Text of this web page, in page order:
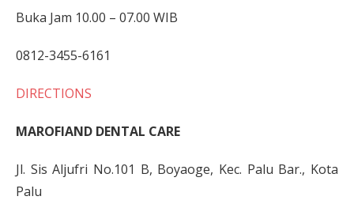
Buka Jam 10.00 – 07.00 WIB
0812-3455-6161
DIRECTIONS
MAROFIAND DENTAL CARE
Jl. Sis Aljufri No.101 B, Boyaoge, Kec. Palu Bar., Kota
Palu